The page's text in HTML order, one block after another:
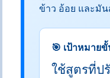
ข้าว อ้อย และมั
🎯 เป้าหมาย
ใช้สูตรที่ป